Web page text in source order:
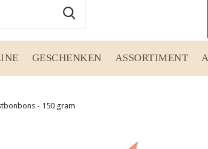
GESCHENKEN ASSORTIMENT
- 150 gram